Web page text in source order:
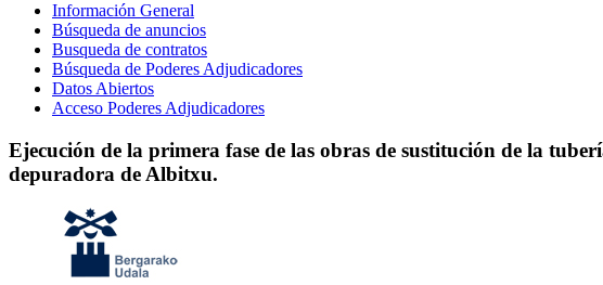
Información General
Búsqueda de anuncios
Busqueda de contratos
Búsqueda de Poderes Adjudicadores
Datos Abiertos
Acceso Poderes Adjudicadores
Ejecución de la primera fase de las obras de sustitución de la
depuradora de Albitxu.